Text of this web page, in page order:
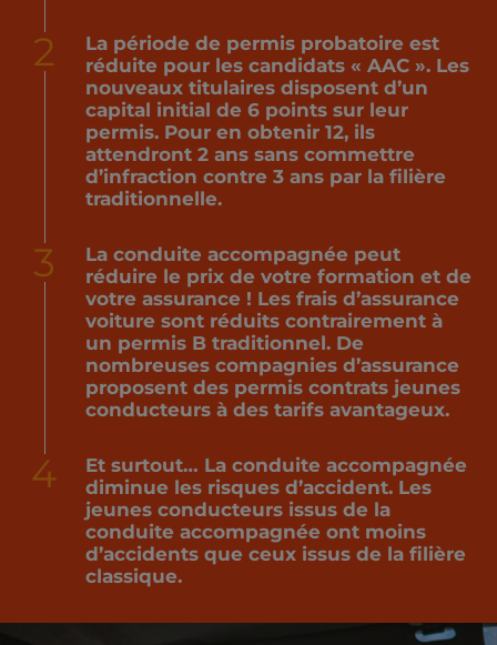
2
La période de permis probatoire est
réduite pour les candidats « AAC ». Les
nouveaux titulaires disposent d’un
capital initial de 6 points sur leur
permis. Pour en obtenir 12, ils
attendront 2 ans sans commettre
d’infraction contre 3 ans par la filière
traditionnelle.
3
La conduite accompagnée peut
réduire le prix de votre formation et de
votre assurance ! Les frais d’assurance
voiture sont réduits contrairement à
un permis B traditionnel. De
nombreuses compagnies d’assurance
proposent des permis contrats jeunes
conducteurs à des tarifs avantageux.
4
Et surtout… La conduite accompagnée
diminue les risques d’accident. Les
jeunes conducteurs issus de la
conduite accompagnée ont moins
d’accidents que ceux issus de la filière
classique.